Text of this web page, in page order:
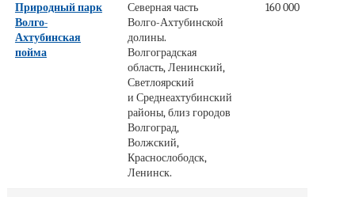
Природный парк
Волго-
Ахтубинская
пойма
Северная часть
Волго-Ахтубинской
долины.
Волгоградская
область, Ленинский,
Светлоярский
и Среднеахтубинский
районы, близ городов
Волгоград,
Волжский,
Краснослободск,
Ленинск.
160 000